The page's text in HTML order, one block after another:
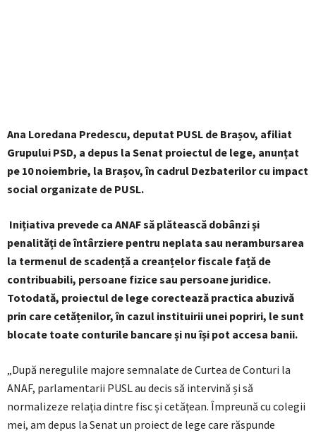
Ana Loredana Predescu, deputat PUSL de Brașov, afiliat
Grupului PSD, a depus la Senat proiectul de lege, anunțat
pe 10 noiembrie, la Brașov, în cadrul Dezbaterilor cu impact
social organizate de PUSL.
Inițiativa prevede ca ANAF să plătească dobânzi și
penalități de întârziere pentru neplata sau nerambursarea
la termenul de scadență a creanțelor fiscale față de
contribuabili, persoane fizice sau persoane juridice.
Totodată, proiectul de lege corectează practica abuzivă
prin care cetățenilor, în cazul instituirii unei popriri, le sunt
blocate toate conturile bancare și nu își pot accesa banii.
„După neregulile majore semnalate de Curtea de Conturi la
ANAF, parlamentarii PUSL au decis să intervină și să
normalizeze relația dintre fisc și cetățean. Împreună cu colegii
mei, am depus la Senat un proiect de lege care răspunde